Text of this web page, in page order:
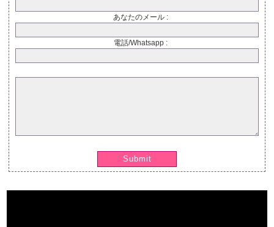
あなたのメール :
電話/Whatsapp :
Submit